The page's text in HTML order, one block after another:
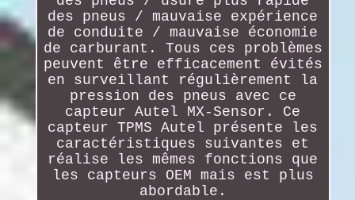
des pneus / mauvaise expérience
de conduite / mauvaise économie
de carburant. Tous ces problèmes
peuvent être efficacement évités
en surveillant régulièrement la
pression des pneus avec ce
capteur Autel MX-Sensor. Ce
capteur TPMS Autel présente les
caractéristiques suivantes et
réalise les mêmes fonctions que
les capteurs OEM mais est plus
abordable.